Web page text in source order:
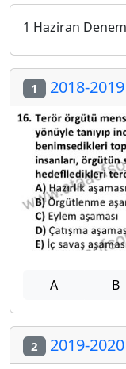
1 Haziran
1 2018-2019
A B
2 2019-2020